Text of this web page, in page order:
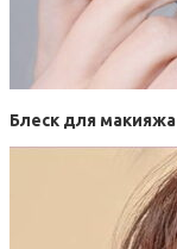
Блеск для макияжа